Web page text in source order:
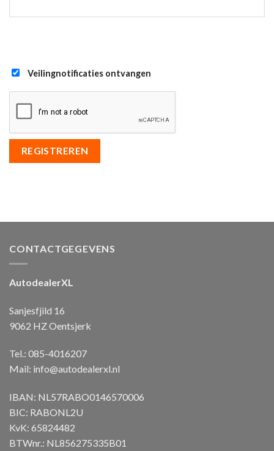
Veilingnotificaties ontvangen
REGISTREREN
CONTACTGEGEVENS
AutodealerXL
Sanjesfjild 16
9062 HZ Oentsjerk
Tel.: 085-4016207
Mail: info@autodealerxl.nl
IBAN: NL57RABO0146570006
BIC: RABONL2U
KvK: 65824482
BTWnr.: NL856275335B01